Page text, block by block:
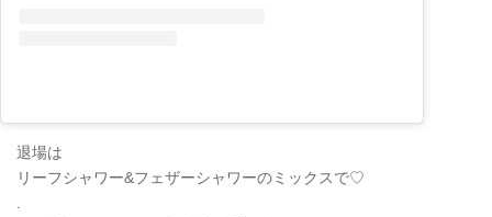
退場は
リーフシャワー&フェザーシャワーのミックスで♡